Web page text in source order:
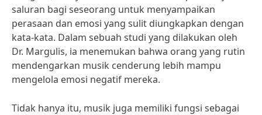
saluran bagi seseorang untuk menyampaikan
perasaan dan emosi yang sulit diungkapkan dengan
kata-kata. Dalam sebuah studi yang dilakukan oleh
Dr. Margulis, ia menemukan bahwa orang yang rutin
mendengarkan musik cenderung lebih mampu
mengelola emosi negatif mereka.
Tidak hanya itu, musik juga memiliki fungsi sebagai